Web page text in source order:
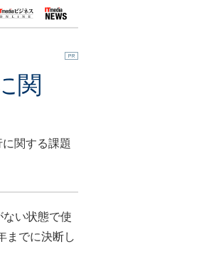
関
関する課題
ない状態で使
までに決断し